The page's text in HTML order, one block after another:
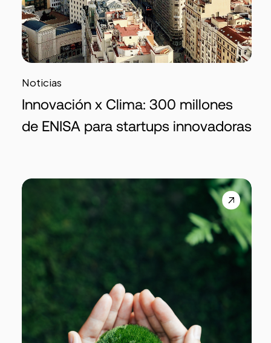
Noticias
Innovación x Clima: 300 millones
de ENISA para startups innovadoras